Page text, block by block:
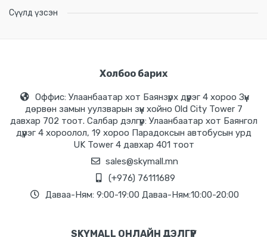
Сүүлд үзсэн
Холбоо барих
Оффис: Улаанбаатар хот Баянзүрх дүүрэг 4 хороо Зүүн
дөрвөн замын уулзварын зүүн хойно Old City Tower 7
давхар 702 тоот. Салбар дэлгүүр: Улаанбаатар хот Баянгол
дүүрэг 4 хороолол, 19 хороо Парадоксын автобусын урд
UK Tower 4 давхар 401 тоот
sales@skymall.mn
(+976) 76111689
Даваа-Ням: 9:00-19:00 Даваа-Ням:10:00-20:00
SKYMALL ОНЛАЙН ДЭЛГҮҮР